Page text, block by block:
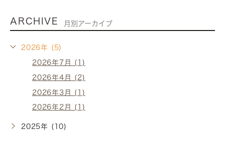
ARCHIVE 月別アーカイブ
2026年 (5)
2026年7月 (1)
2026年4月 (2)
2026年3月 (1)
2026年2月 (1)
2025年 (10)